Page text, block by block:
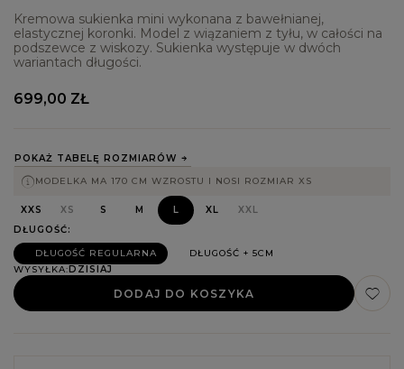
Kremowa sukienka mini wykonana z bawełnianej,
elastycznej koronki. Model z wiązaniem z tyłu, w całości na
podszewce z wiskozy. Sukienka występuje w dwóch
wariantach długości.
POKAŻ TABELĘ ROZMIARÓW
MODELKA MA 170 CM WZROSTU I NOSI ROZMIAR XS
XXS XS S M L XL
XXL
DŁUGOŚĆ
DŁUGOŚĆ REGULARNA
DŁUGOŚĆ + 5CM
WYSYŁKA DZISIAJ
DODAJ DO KOSZYKA
699,00 ZŁ